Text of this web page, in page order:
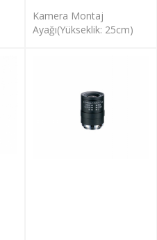
Kamera Montaj
Ayağı(Yükseklik: 25cm)